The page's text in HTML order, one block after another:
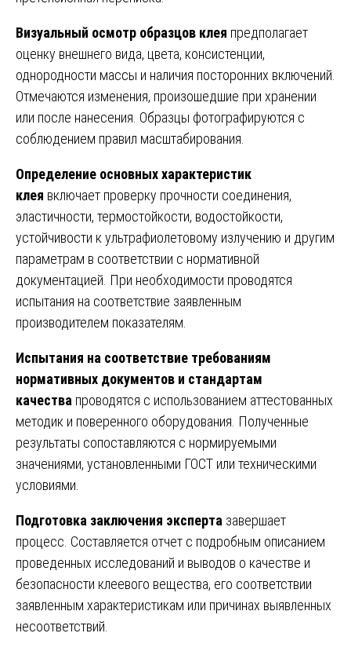
Визуальный осмотр образцов клея предполагает
оценку внешнего вида, цвета, консистенции,
однородности массы и наличия посторонних включений.
Отмечаются изменения, произошедшие при хранении
или после нанесения. Образцы фотографируются с
соблюдением правил масштабирования.
Определение основных характеристик
клея включает проверку прочности соединения,
эластичности, термостойкости, водостойкости,
устойчивости к ультрафиолетовому излучению и другим
параметрам в соответствии с нормативной
документацией. При необходимости проводятся
испытания на соответствие заявленным
производителем показателям.
Испытания на соответствие требованиям
нормативных документов и стандартам
качества проводятся с использованием аттестованных
методик и поверенного оборудования. Полученные
результаты сопоставляются с нормируемыми
значениями, установленными ГОСТ или техническими
условиями.
Подготовка заключения эксперта завершает
процесс. Составляется отчет с подробным описанием
проведенных исследований и выводов о качестве и
безопасности клеевого вещества, его соответствии
заявленным характеристикам или причинах выявленных
несоответствий.